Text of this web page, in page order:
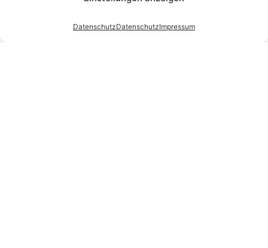
DatenschutzDatenschutzImpressum